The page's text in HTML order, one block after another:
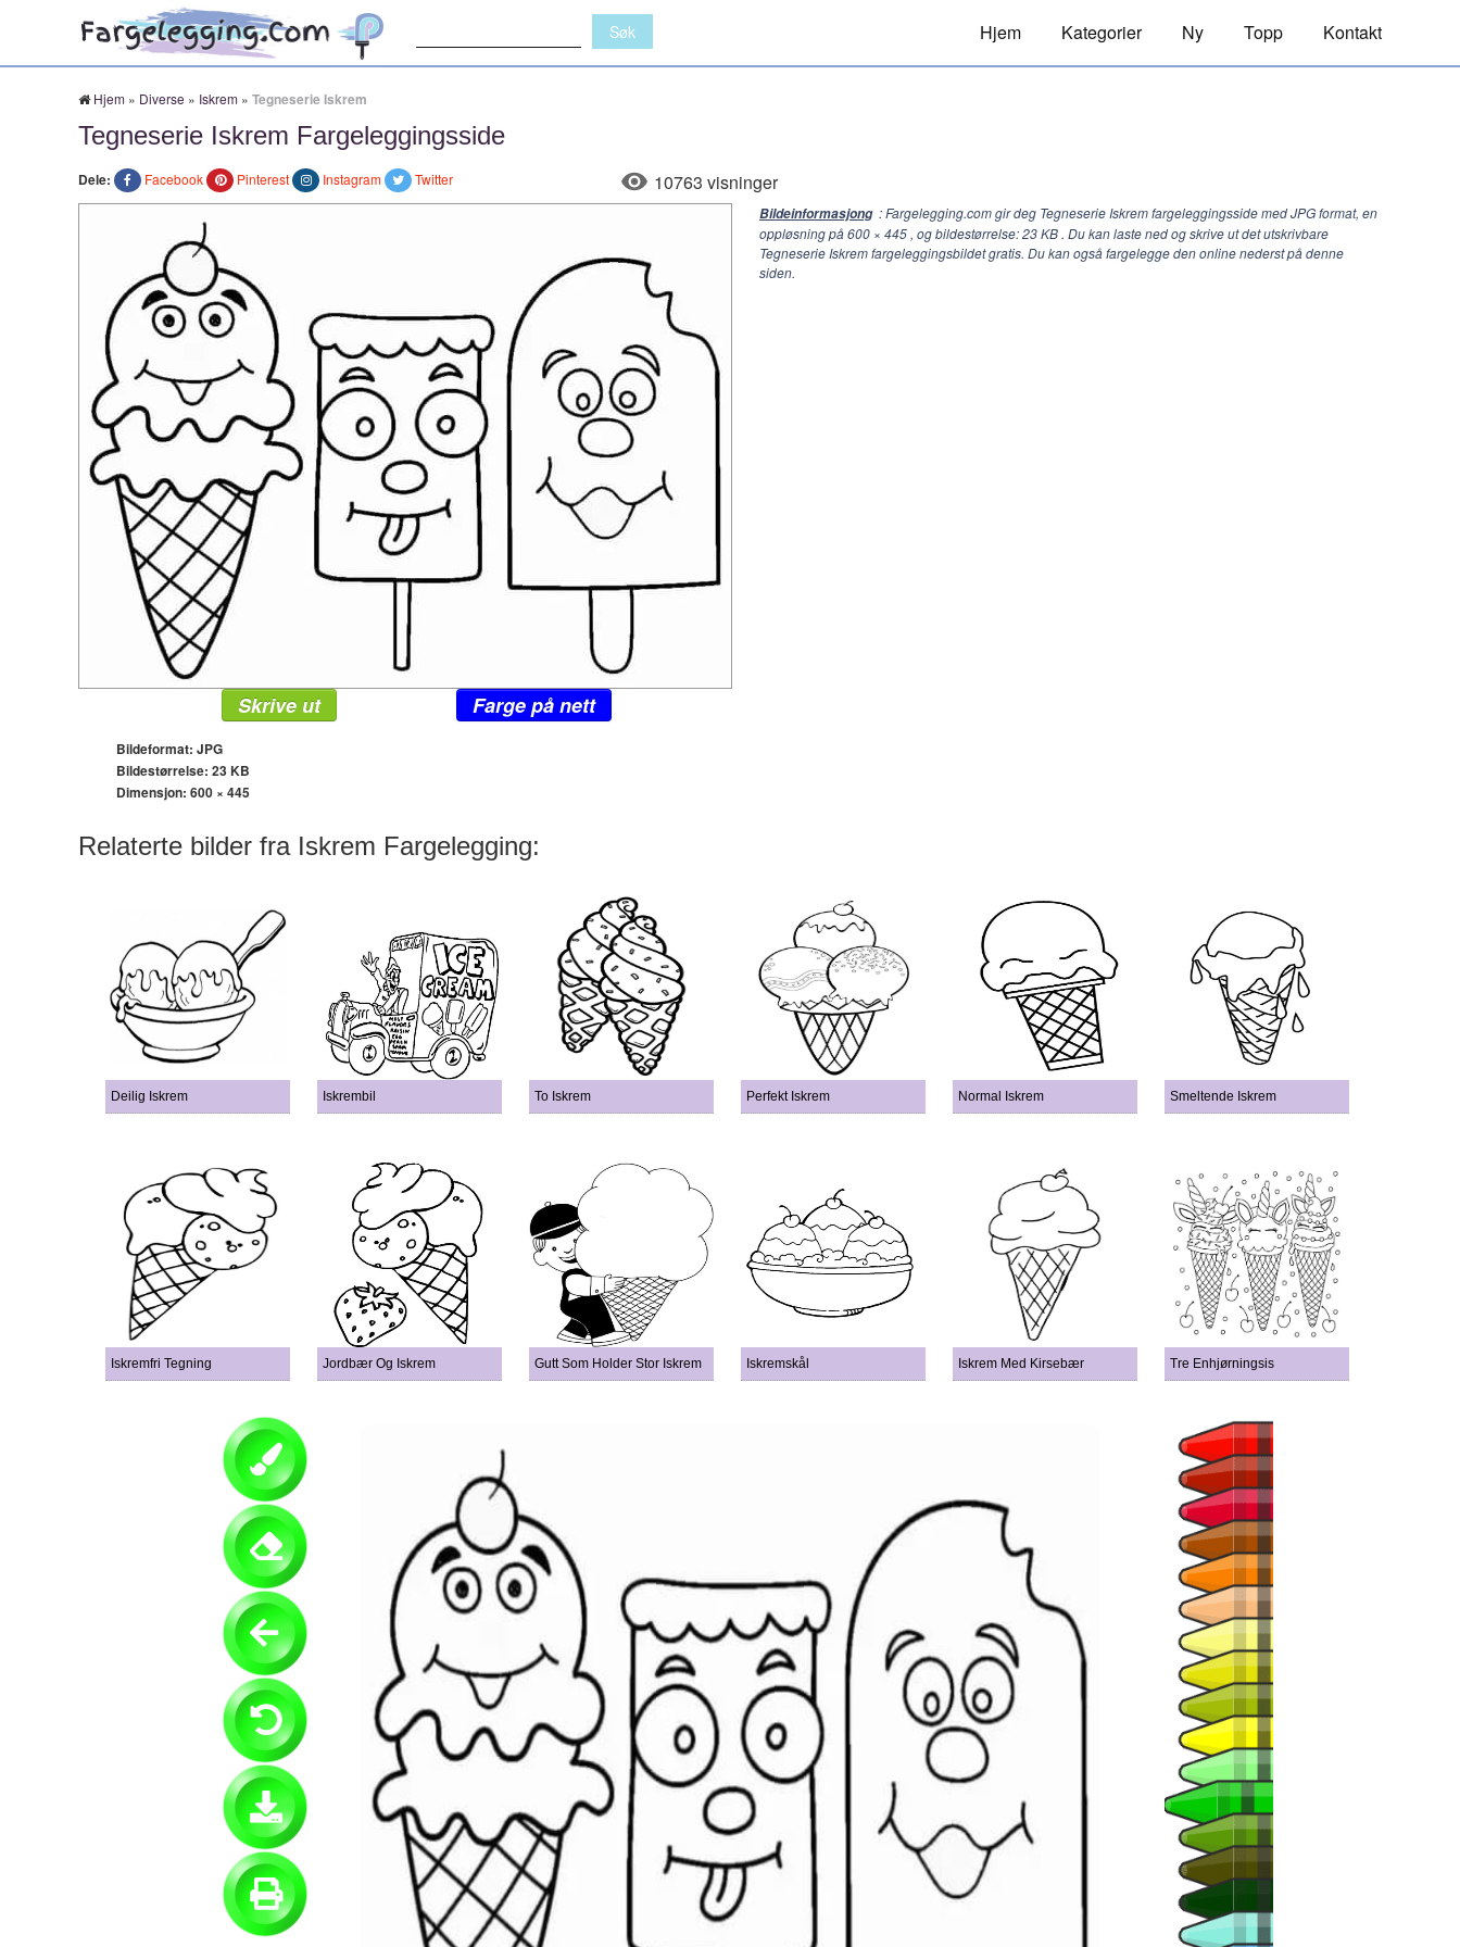
Hjem Kategorier Ny Topp Kontakt
Hjem » Diverse » Iskrem » Tegneserie Iskrem
Tegneserie Iskrem Fargeleggingsside
Dele: Facebook Pinterest Instagram Twitter 10763 visninger
Bildeinformasjong : Fargelegging.com gir deg Tegneserie Iskrem fargeleggingsside med JPG format, en
oppløsning på600 × 445 , og bildestørrelse: 23 KB . Du kan laste ned og skrive ut det utskrivbare
Tegneserie Iskrem fargeleggingsbildet gratis. Du kan også fargelegge den online nederst på denne
siden.
Skrive ut Farge på nett
Bildeformat: JPG
Bildestørrelse: 23 KB
Dimensjon: 600 × 445
Relaterte bilder fra Iskrem Fargelegging:
Deilig Iskrem Iskrembil To Iskrem Perfekt Iskrem Normal Iskrem Smeltende Iskrem
Iskremfri Tegning Jordbær Og Iskrem Gutt Som Holder Stor Iskrem Iskremskål Iskrem Med Kirsebær Tre Enhjørningsis